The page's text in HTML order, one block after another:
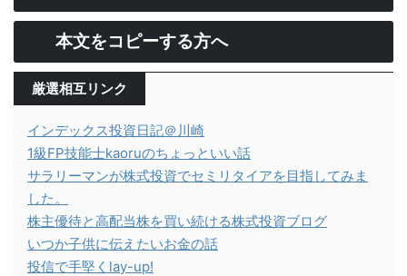
本文をコピーする方へ
厳選相互リンク
インデックス投資日記＠川崎
1級FP技能士kaoruのちょっといい話
サラリーマンが株式投資でセミリタイアを目指してみま
した。
株主優待と高配当株を買い続ける株式投資ブログ
いつか子供に伝えたいお金の話
投信で手堅くlay-up!